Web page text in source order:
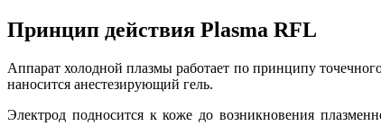
Принцип действия Plasma RFL
Аппарат холодной плазмы работает по принципу
наносится анестезирующий гель.
Электрод подносится к коже до возникновения